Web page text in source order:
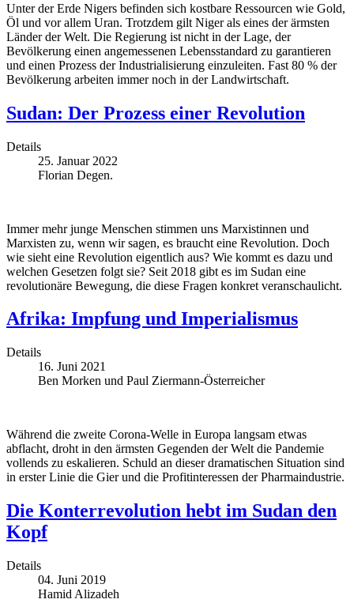
Unter der Erde Nigers befinden sich kostbare Ressourcen wie Gold,
Öl und vor allem Uran. Trotzdem gilt Niger als eines der ärmsten
Länder der Welt. Die Regierung ist nicht in der Lage, der
Bevölkerung einen angemessenen Lebensstandard zu garantieren
und einen Prozess der Industrialisierung einzuleiten. Fast 80 % der
Bevölkerung arbeiten immer noch in der Landwirtschaft.
Sudan: Der Prozess einer Revolution
Details
25. Januar 2022
Florian Degen.
Immer mehr junge Menschen stimmen uns Marxistinnen und
Marxisten zu, wenn wir sagen, es braucht eine Revolution. Doch
wie sieht eine Revolution eigentlich aus? Wie kommt es dazu und
welchen Gesetzen folgt sie? Seit 2018 gibt es im Sudan eine
revolutionäre Bewegung, die diese Fragen konkret veranschaulicht.
Afrika: Impfung und Imperialismus
Details
16. Juni 2021
Ben Morken und Paul Ziermann-Österreicher
Während die zweite Corona-Welle in Europa langsam etwas
abflacht, droht in den ärmsten Gegenden der Welt die Pandemie
vollends zu eskalieren. Schuld an dieser dramatischen Situation sind
in erster Linie die Gier und die Profitinteressen der Pharmaindustrie.
Die Konterrevolution hebt im Sudan den
Kopf
Details
04. Juni 2019
Hamid Alizadeh